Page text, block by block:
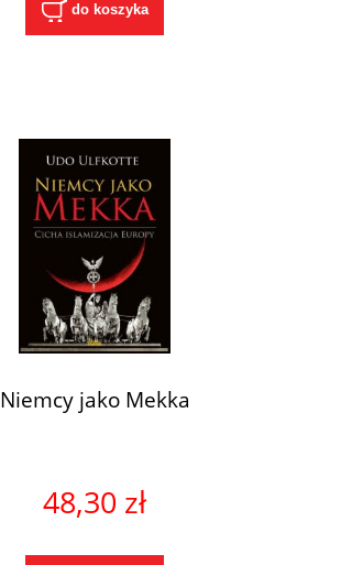
do koszyka
Niemcy jako Mekka
48,30 zł